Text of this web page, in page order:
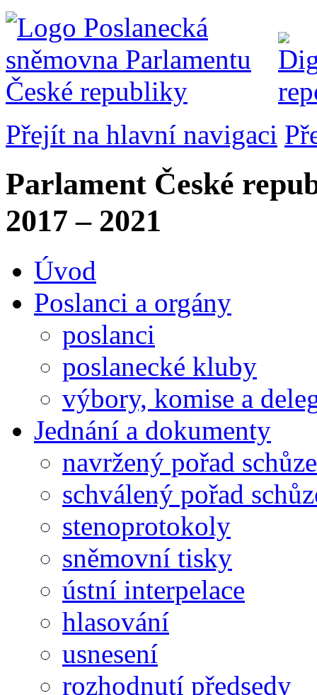
Přejít na hlavní navigaci
Parlament České
2017 – 2021
Úvod
Poslanci a orgány
poslanci
poslanecké kluby
výbory, komise a
Jednání a dokumenty
navržený pořad schůze
schválený pořad
stenoprotokoly
sněmovní tisky
ústní interpelace
hlasování
usnesení
rozhodnutí předsedy